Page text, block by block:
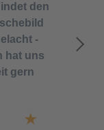
den
-
hat uns
gern
★